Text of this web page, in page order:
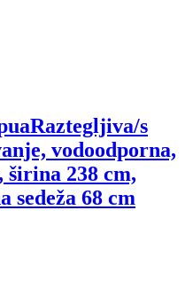
Raztegljiva/s
vodoodporna,
širina 238 cm,
sedeža 68 cm